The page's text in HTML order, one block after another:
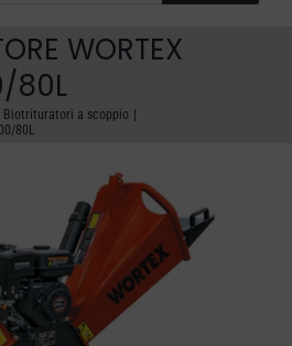
WORTEX
80L
Biotrituratori a scoppio
80L